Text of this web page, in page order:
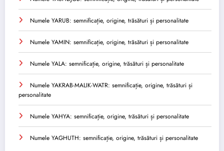
Numele YARUB: semnificație, origine, trăsături și personalitate
Numele YAMIN: semnificație, origine, trăsături și personalitate
Numele YALA: semnificație, origine, trăsături și personalitate
Numele YAKRAB-MALIK-WATR: semnificație, origine, trăsături și
personalitate
Numele YAHYA: semnificație, origine, trăsături și personalitate
Numele YAGHUTH: semnificație, origine, trăsături și personalitate